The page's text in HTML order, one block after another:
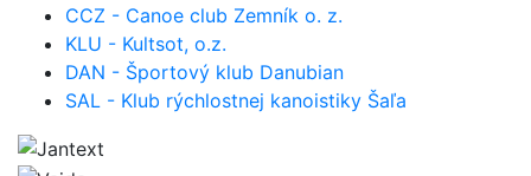
CCZ - Canoe club Zemník o. z.
KLU - Kultsot, o.z.
DAN - Športový klub Danubian
SAL - Klub rýchlostnej kanoistiky Šaľa